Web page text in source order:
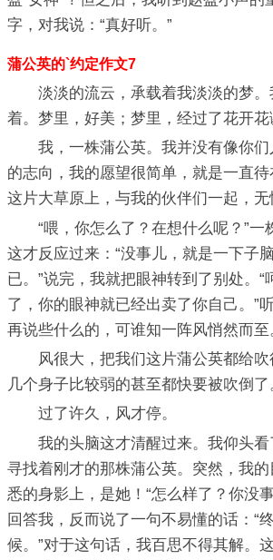
字，对我说：“真好听。”
蒲公英的`约定作文7
淡淡的流云，承载着我淡淡的梦。
着。梦里，好美；梦里，经过了花开
我，一株蒲公英。我并没有像你们
的志向，我的愿望很简单，就是一直
这片大草原上，与我的伙伴们一起，无
“喂，你怎么了？在想什么呢？”一
这才反应过来：“没事儿，就是一下子
已。”说完，我就把眼神转到了别处。“
了，你的眼神就已经出卖了你自己。”
再说些什么的，可谁知一阵风悄然而至
风很大，把我们这片蒲公英都给吹
几个身子比较弱的甚至都快要被吹倒了
过了许久，风才停。
我的头脑这才清醒过来。我仰头看
寻找着刚才的那株蒲公英。突然，我
悉的身影上，是她！“怎么样了？你没
回答我，反而说了一句不易懂的话：“
候。”对于这句话，我百思不得其解。